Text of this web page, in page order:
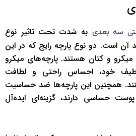
سه بعدی به شدت تحت تاثیر نوع
آن است. دو نوع پارچه رایج که در این
و کتان هستند. پارچه‌های میکرو
خود، احساس راحتی و لطافت
همچنین این پارچه‌ها ضد حساسیت
حساسی دارند، گزینه‌ای ایده‌آل